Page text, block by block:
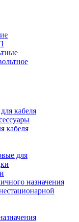
кабеля
кабеля
для
назначения